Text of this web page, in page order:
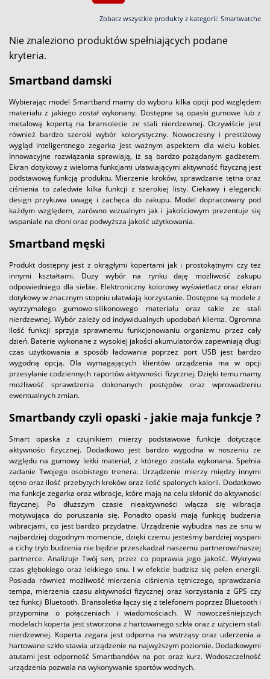
Zobacz wszystkie produkty z kategorii: Smartwatche
Nie znaleziono produktów spełniających podane
kryteria.
Smartband damski
Wybierając model Smartband mamy do wyboru kilka opcji pod względem
materiału z jakiego został wykonany. Dostępne są opaski gumowe lub z
metalową kopertą na bransolecie ze stali nierdzewnej. Oczywiście jest
również bardzo szeroki wybór kolorystyczny. Nowoczesny i prestiżowy
wygląd inteligentnego zegarka jest ważnym aspektem dla wielu kobiet.
Innowacyjne rozwiązania sprawiają, iż są bardzo pożądanym gadżetem.
Ekran dotykowy z wieloma funkcjami ułatwiającymi aktywność fizyczną jest
podstawową funkcją produktu. Mierzenie kroków, sprawdzanie tętna oraz
ciśnienia to zaledwie kilka funkcji z szerokiej listy. Ciekawy i elegancki
design przykuwa uwagę i zachęca do zakupu. Model dopracowany pod
każdym względem, zarówno wizualnym jak i jakościowym prezentuje się
wspaniale na dłoni oraz podwyższa jakość użytkowania.
Smartband męski
Produkt dostępny jest z okrągłymi kopertami jak i prostokątnymi czy też
innymi kształtami. Duzy wybór na rynku daję możliwość zakupu
odpowiedniego dla siebie. Elektroniczny kolorowy wyświetlacz oraz ekran
dotykowy w znacznym stopniu ułatwiają korzystanie. Dostępne są modele z
wytrzymałego gumowo-silikonowego materiału oraz takie ze stali
nierdzewnej. Wybór zależy od indywidualnych upodobań klienta. Ogromna
ilość funkcji sprzyja sprawnemu funkcjonowaniu organizmu przez cały
dzień. Baterie wykonane z wysokiej jakości akumulatorów zapewniają długi
czas użytkowania a sposób ładowania poprzez port USB jest bardzo
wygodną opcją. Dla wymagających klientów urządzenia ma w opcji
przesyłanie codziennych raportów aktywności fizycznej. Dzięki temu mamy
możliwość sprawdzenia dokonanych postępów oraz wprowadzeniu
ewentualnych zmian.
Smartbandy czyli opaski - jakie maja funkcje ?
Smart opaska z czujnikiem mierzy podstawowe funkcje dotyczące
aktywności fizycznej. Dodatkowo jest bardzo wygodna w noszeniu ze
względu na gumowy lekki materiał, z którego została wykonana. Spełnia
zadanie Twojego osobistego trenera. Urządzenie mierzy między innymi
tętno oraz ilość przebytych kroków oraz ilość spalonych kalorii. Dodatkowo
ma funkcje zegarka oraz wibracje, które mają na celu skłonić do aktywności
fizycznej. Po dłuższym czasie nieaktywności włącza się wibracja
motywująca do poruszania się. Ponadto opaski mają funkcję budzenia
wibracjami, co jest bardzo przydatne. Urządzenie wybudza nas ze snu w
najbardziej dogodnym momencie, dzięki czemu jesteśmy bardziej wyspani
a cichy tryb budzenia nie będzie przeszkadzał naszemu partnerowi/naszej
partnerce. Analizuje Twój sen, przez co poprawia jego jakość. Wykrywa
czas głębokiego oraz lekkiego snu. I w efekcie budzisz się pełen energii.
Posiada również możliwość mierzenia ciśnienia tętniczego, sprawdzania
tempa, mierzenia czasu aktywności fizycznej oraz korzystania z GPS czy
też funkcji Bluetooth. Bransoletka łączy się z telefonem poprzez Bluetooth i
przypomina o połączeniach i wiadomościach. W nowocześniejszych
modelach koperta jest stworzona z hartowanego szkła oraz z użyciem stali
nierdzewnej. Koperta zegara jest odporna na wstrząsy oraz uderzenia a
hartowane szkło stawia urządzenie na najwyższym poziomie. Dodatkowymi
atutami jest odporność Smartbandów na pot oraz kurz. Wodoszczelność
urządzenia pozwala na wykonywanie sportów wodnych.